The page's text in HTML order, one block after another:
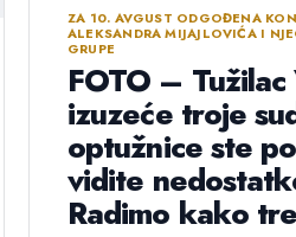
ZA 10. AVGUST ODGOĐENA
ALEKSANDRA MIJAJLOVIĆA I
GRUPE
FOTO –
izuzeće troje
optužnice ste
vidite
Radimo kako